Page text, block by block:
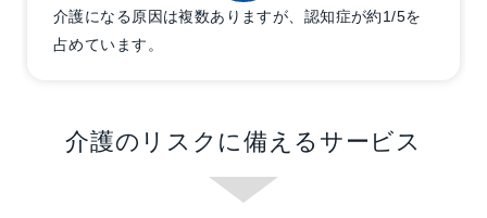
介護になる原因は複数ありますが、 認知症が約1/5を
占めています。
介護のリスクに備えるサービス